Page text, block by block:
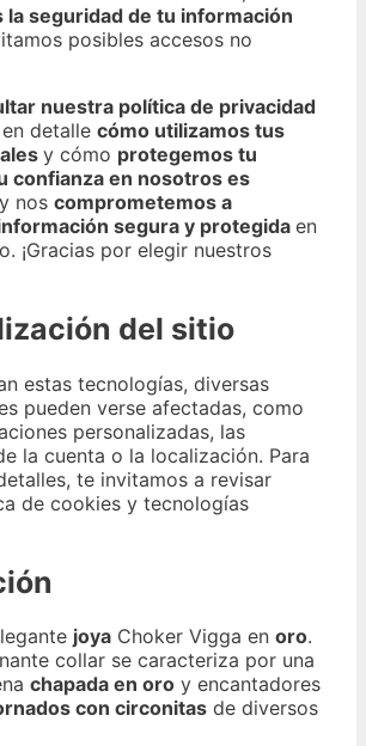
la seguridad de tu información
posibles accesos no
nuestra política de privacidad
detalle cómo utilizamos tus
y cómo protegemos tu
confianza en nosotros es
y nos comprometemos a
segura y protegida en
¡Gracias por elegir nuestros
del sitio
estas tecnologías, diversas
pueden verse afectadas, como
personalizadas, las
la cuenta o la localización. Para
te invitamos a revisar
de cookies y tecnologías
joya Choker Vigga en oro.
collar se caracteriza por una
chapada en oro y encantadores
con circonitas de diversos